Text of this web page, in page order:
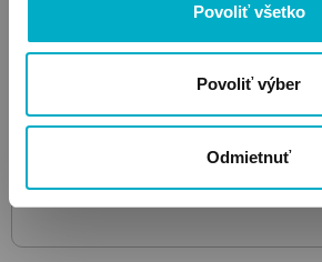
Povoliť všetko
Povoliť výber
Odmietnuť
Freccia Luxe Eco-Leather Silver
bicykel predná